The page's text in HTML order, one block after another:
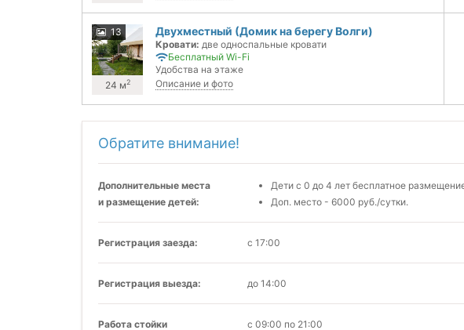
13
24 м2
Двухместный (Домик на берегу Волги)
Кровати: две односпальные кровати
Бесплатный Wi-Fi
Удобства на этаже
Описание и фото
Обратите внимание!
Дополнительные места
и размещение детей:
Дети с 0 до 4 лет бесплатное
Доп. место - 6000 руб./сутки.
Регистрация заезда: с 17:00
Регистрация выезда: до 14:00
Работа стойки
с 09:00 по 21:00